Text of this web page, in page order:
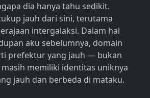
dia hanya tahu sedikit.
jauh dari sini, terutama
intergalaksi. Dalam hal
aku sebelumnya, domain
prefektur yang jauh — bukan
memiliki identitas uniknya
jauh dan berbeda di mataku.